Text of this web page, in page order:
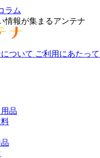
ラム
情報が集まるアンテナ
ついて ご利用にあたって
品